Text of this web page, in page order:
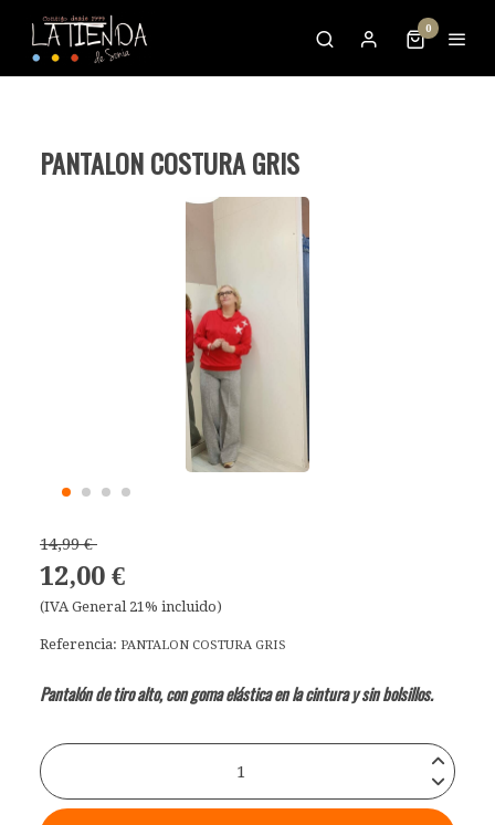
0
PANTALON COSTURA GRIS
14,99 €
12,00 €
(IVA General 21% incluido)
Referencia: PANTALON COSTURA GRIS
Pantalón de tiro alto, con goma elástica en la cintura y sin bolsillos.